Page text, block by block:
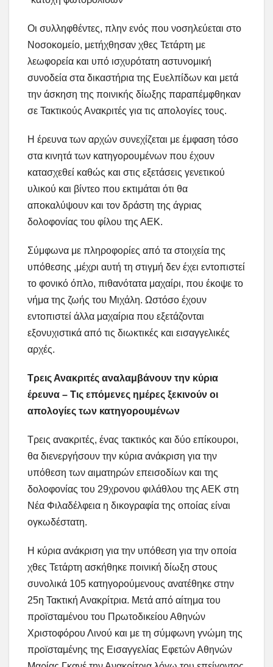
Οι συλληφθέντες, πλην ενός που νοσηλεύεται στο
Νοσοκομείο, μετήχθησαν χθες Τετάρτη με
λεωφορεία και υπό ισχυρότατη αστυνομική
συνοδεία στα δικαστήρια της Ευελπίδων και μετά
την άσκηση της ποινικής δίωξης παραπέμφθηκαν
σε Τακτικούς Ανακριτές για τις απολογίες τους.
Η έρευνα των αρχών συνεχίζεται με έμφαση τόσο
στα κινητά των κατηγορουμένων που έχουν
κατασχεθεί καθώς και στις εξετάσεις γενετικού
υλικού και βίντεο που εκτιμάται ότι θα
αποκαλύψουν και τον δράστη της άγριας
δολοφονίας του φίλου της ΑΕΚ.
Σύμφωνα με πληροφορίες από τα στοιχεία της
υπόθεσης ,μέχρι αυτή τη στιγμή δεν έχει εντοπιστεί
το φονικό όπλο, πιθανότατα μαχαίρι, που έκοψε το
νήμα της ζωής του Μιχάλη. Ωστόσο έχουν
εντοπιστεί άλλα μαχαίρια που εξετάζονται
εξονυχιστικά από τις διωκτικές και εισαγγελικές
αρχές.
Τρεις Ανακριτές αναλαμβάνουν την κύρια
έρευνα – Τις επόμενες ημέρες ξεκινούν οι
απολογίες των κατηγορουμένων
Τρεις ανακριτές, ένας τακτικός και δύο επίκουροι,
θα διενεργήσουν την κύρια ανάκριση για την
υπόθεση των αιματηρών επεισοδίων και της
δολοφονίας του 29χρονου φιλάθλου της ΑΕΚ στη
Νέα Φιλαδέλφεια η δικογραφία της οποίας είναι
ογκωδέστατη.
Η κύρια ανάκριση για την υπόθεση για την οποία
χθες Τετάρτη ασκήθηκε ποινική δίωξη στους
συνολικά 105 κατηγορούμενους ανατέθηκε στην
25η Τακτική Ανακρίτρια. Μετά από αίτημα του
προϊσταμένου του Πρωτοδικείου Αθηνών
Χριστοφόρου Λινού και με τη σύμφωνη γνώμη της
προϊσταμένης της Εισαγγελίας Εφετών Αθηνών